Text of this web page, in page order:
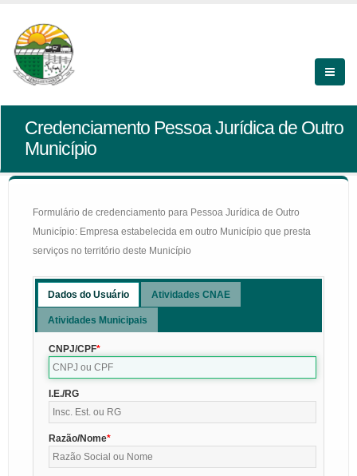
Credenciamento Pessoa Jurídica de Outro
Município
Formulário de credenciamento para Pessoa Jurídica de Outro
Município: Empresa estabelecida em outro Município que presta
serviços no território deste Município
Dados do Usuário Atividades CNAE
Atividades Municipais
CNPJ/CPF
I.E./RG
Razão/Nome